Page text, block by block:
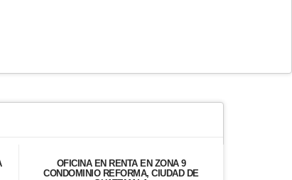
OFICINA EN RENTA EN ZONA 9
CONDOMINIO REFORMA, CIUDAD DE